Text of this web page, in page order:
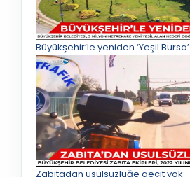
Büyükşehir’le yeniden ‘Yeşil Bursa’
Zabıtadan usulsüzlüğe geçit yok